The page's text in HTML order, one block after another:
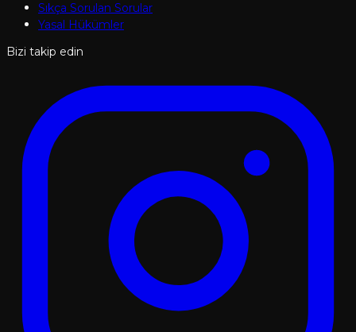
Sıkça Sorulan Sorular
Yasal Hükümler
Bizi takip edin